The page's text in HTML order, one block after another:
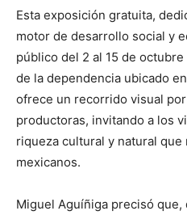
Esta exposición gratuita,
motor de desarrollo social y
público del 2 al 15 de
de la dependencia ubicado
ofrece un recorrido visual
productoras, invitando a los
riqueza cultural y natural que
mexicanos.
Miguel Aguíñiga precisó que,